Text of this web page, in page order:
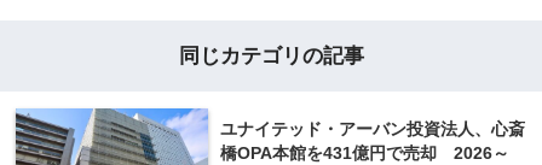
同じカテゴリの記事
ユナイテッド・アーバン投資法人、心斎
橋OPA本館を431億円で売却 2026～